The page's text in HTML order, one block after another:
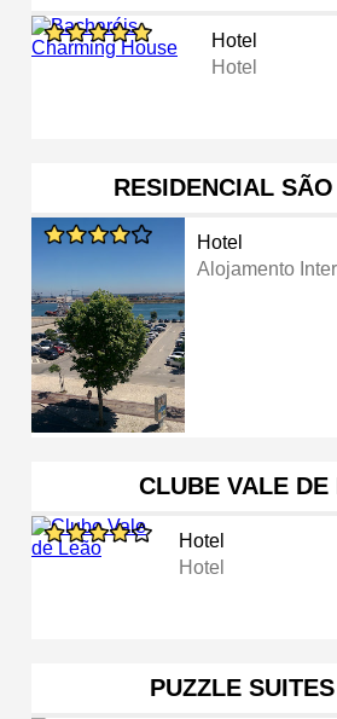
Hotel
Hotel
RESIDENCIAL
Hotel
Alojamento
CLUBE VALE DE
Hotel
Hotel
PUZZLE